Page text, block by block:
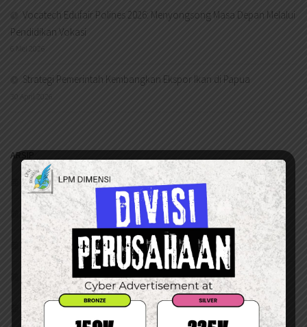
Vocatech Edufair Polines 2026: Menyongsong Masa Depan Melalui
Pendidikan Vokasi
6 Mei 2026
Strategi Pemerintah Kembangkan Ekspor Ikan di Papua
30 April 2026
ARSIP
Agustus 2026
Juli 2026
Juni 2026
Mei 2026
April 2026